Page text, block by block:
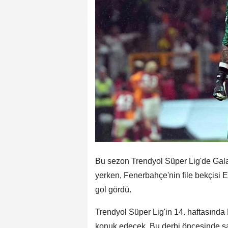
Bu sezon Trendyol Süper Lig'de
yerken, Fenerbahçe'nin file bekçisi
gol gördü.
Trendyol Süper Lig'in 14.